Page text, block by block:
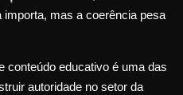
importa, mas a coerência pesa
conteúdo educativo é uma das
autoridade no setor da